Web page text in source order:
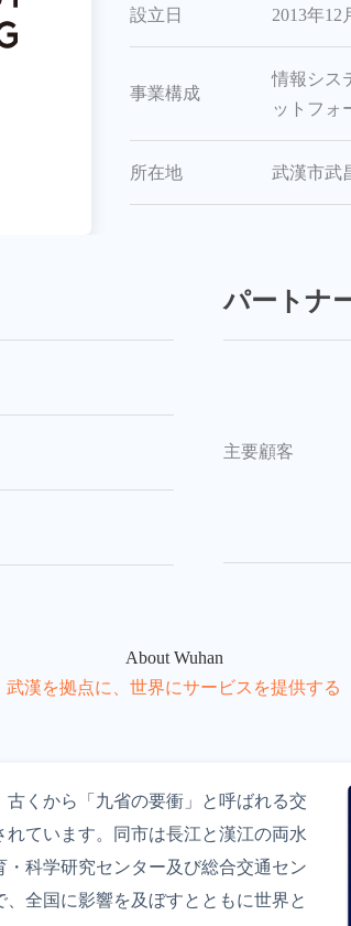
設立日 2013年12
事業構成
情報シス
ットフォ
所在地 武漢市武
パートナ
主要顧客
About Wuhan
武漢を拠点に、世界にサービスを提供する
くから「九省の要衝」と呼ばれる交
ています。同市は長江と漢江の両水
科学研究センター及び総合交通セン
全国に影響を及ぼすとともに世界と